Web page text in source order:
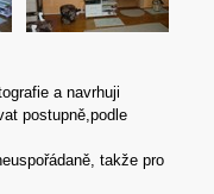
a navrhuji
postupně,podle
takže pro